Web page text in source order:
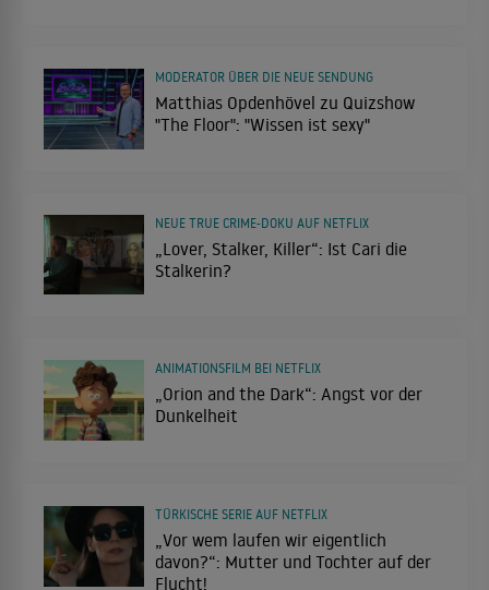
Matthias Opdenhövel zu Quizshow
"The Floor": "Wissen ist sexy"
MODERATOR ÜBER DIE NEUE SENDUNG
„Lover, Stalker, Killer“: Ist Cari die
Stalkerin?
NEUE TRUE CRIME-DOKU AUF NETFLIX
„Orion and the Dark“: Angst vor der
Dunkelheit
ANIMATIONSFILM BEI NETFLIX
„Vor wem laufen wir eigentlich
davon?“: Mutter und Tochter auf der
Flucht!
TÜRKISCHE SERIE AUF NETFLIX